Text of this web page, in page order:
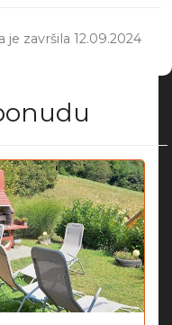
završila 12.09.2024